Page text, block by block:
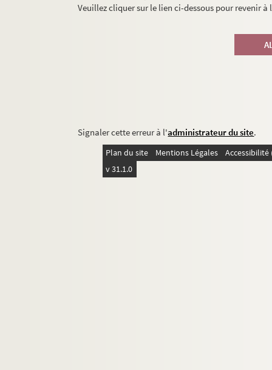
Veuillez cliquer sur le lien ci-dessous pour revenir
Signaler cette erreur à l'administrateur du site.
Plan du site Mentions Légales
v 31.1.0